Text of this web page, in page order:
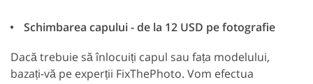
Schimbarea capului - de la 12 USD pe fotografie
Dacă trebuie să înlocuiți capul sau fața modelului,
bazați-vă pe experții FixThePhoto. Vom efectua